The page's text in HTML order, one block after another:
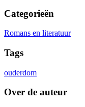
Categorieën
Romans en literatuur
Tags
ouderdom
Over de auteur